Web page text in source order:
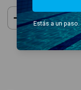
Estás a un